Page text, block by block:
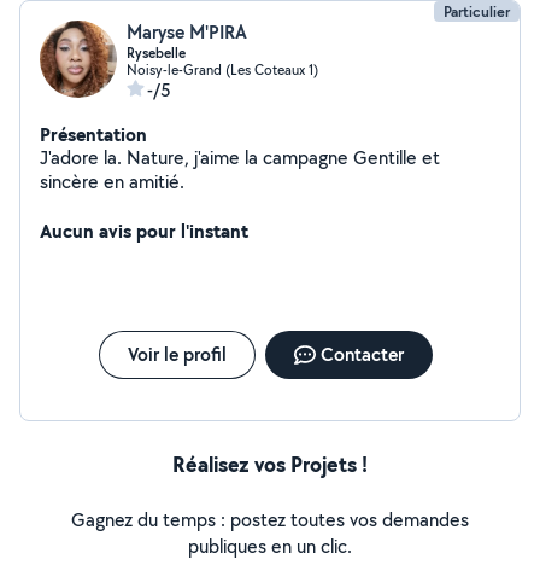
Particulier
Maryse M'PIRA
Rysebelle
Noisy-le-Grand (Les Coteaux 1)
-/5
Présentation
J'adore la. Nature, j'aime la campagne Gentille et
sincère en amitié.
Aucun avis pour l'instant
Voir le profil Contacter
Réalisez vos Projets !
Gagnez du temps : postez toutes vos demandes
publiques en un clic.